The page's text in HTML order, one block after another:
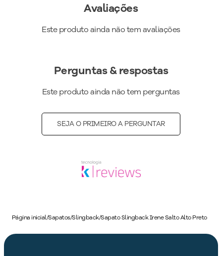
Medida do Salto (cm):6 cm
Peso do Produto: 436g
Avaliações
Este produto ainda não tem avaliações
Perguntas & respostas
Este produto ainda não tem perguntas
SEJA O PRIMEIRO A PERGUNTAR
Página inicial/Sapatos/Slingback/Sapato Slingback Irene Salto Alto Preto